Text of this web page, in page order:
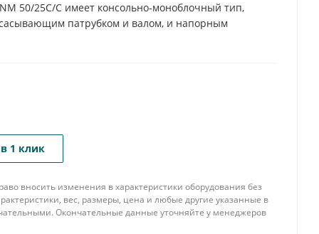
50/25C/C имеет консольно-моноблочный тип,
патрубком и валом, и напорным
1 клик
вносить изменения в характеристики оборудования без
вес, размеры, цена и любые другие указанные в
Окончательные данные уточняйте у менеджеров